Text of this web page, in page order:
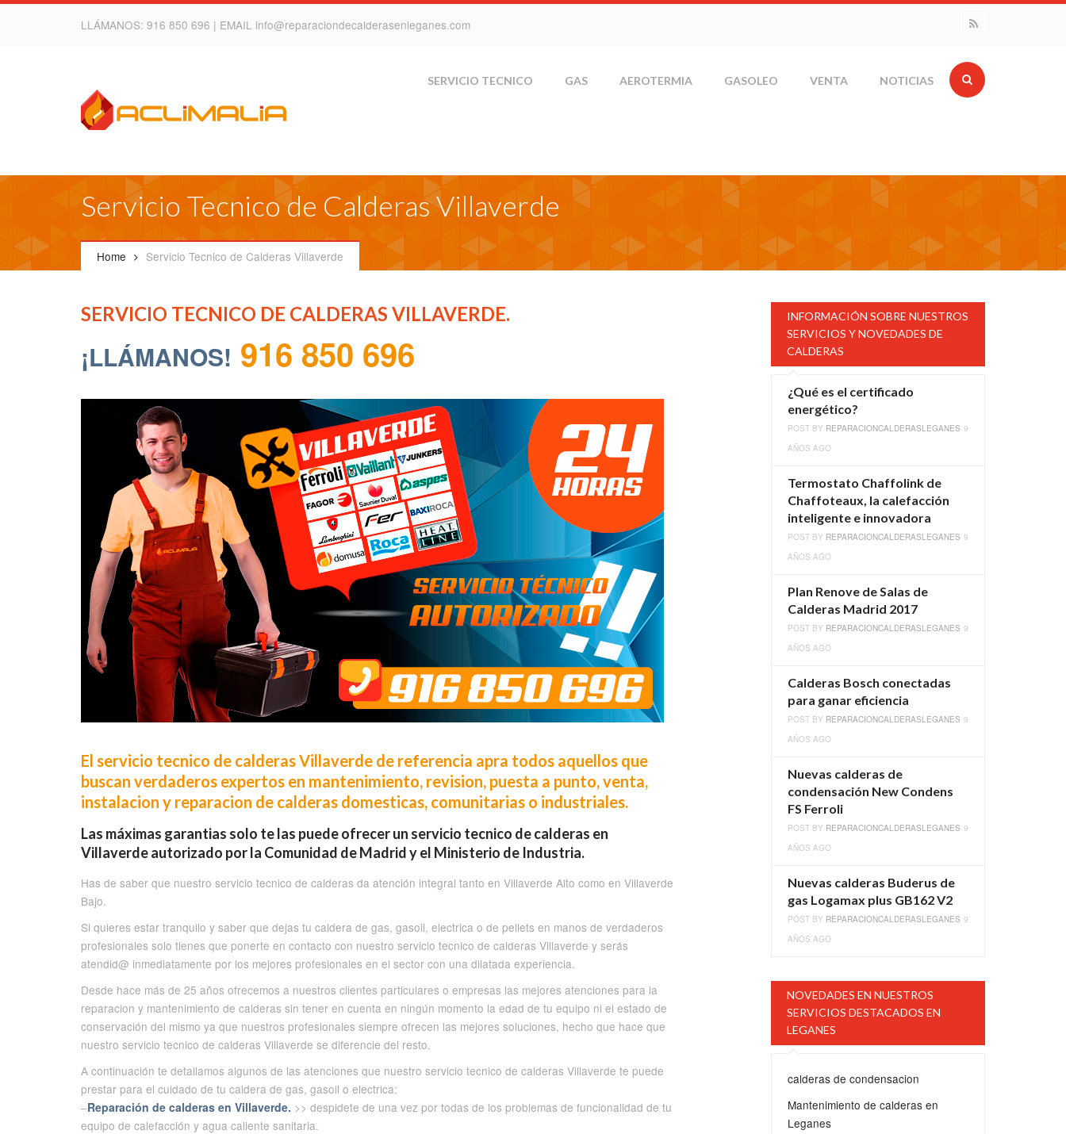
LLÁMANOS: 916 850 696 | EMAIL info@reparaciondecalderasenleganes.com
SERVICIO TECNICO GAS AEROTERMIA GASOLEO VENTA NOTICIAS
Servicio Tecnico de Calderas Villaverde
Home Servicio Tecnico de Calderas Villaverde
SERVICIO TECNICO DE CALDERAS VILLAVERDE.
¡LLÁMANOS! 916 850 696
El servicio tecnico de calderas Villaverde de referencia apra todos aquellos que
buscan verdaderos expertos en mantenimiento, revision, puesta a punto, venta,
instalacion y reparacion de calderas domesticas, comunitarias o industriales.
Las máximas garantias solo te las puede ofrecer un servicio tecnico de calderas en
Villaverde autorizado por la Comunidad de Madrid y el Ministerio de Industria.
Has de saber que nuestro servicio tecnico de calderas da atención integral tanto en Villaverde Alto como en Villaverde
Bajo.
Si quieres estar tranquilo y saber que dejas tu caldera de gas, gasoil, electrica o de pellets en manos de verdaderos
profesionales solo tienes que ponerte en contacto con nuestro servicio tecnico de calderas Villaverde y serás
atendid@ inmediatamente por los mejores profesionales en el sector con una dilatada experiencia.
Desde hace más de 25 años ofrecemos a nuestros clientes particulares o empresas las mejores atenciones para la
reparacion y mantenimiento de calderas sin tener en cuenta en ningún momento la edad de tu equipo ni el estado de
conservación del mismo ya que nuestros profesionales siempre ofrecen las mejores soluciones, hecho que hace que
nuestro servicio tecnico de calderas Villaverde se diferencie del resto.
A continuación te detallamos algunos de las atenciones que nuestro servicio tecnico de calderas Villaverde te puede
prestar para el cuidado de tu caldera de gas, gasoil o electrica:
–Reparación de calderas en Villaverde. >> despidete de una vez por todas de los problemas de funcionalidad de tu
equipo de calefacción y agua caliente sanitaria.
INFORMACIÓN SOBRE NUESTROS
SERVICIOS Y NOVEDADES DE
CALDERAS
¿Qué es el certificado
energético?
POST BY REPARACIONCALDERASLEGANES 9
AÑOS AGO
Termostato Chaffolink de
Chaffoteaux, la calefacción
inteligente e innovadora
POST BY REPARACIONCALDERASLEGANES 9
AÑOS AGO
Plan Renove de Salas de
Calderas Madrid 2017
POST BY REPARACIONCALDERASLEGANES 9
AÑOS AGO
Calderas Bosch conectadas
para ganar eficiencia
POST BY REPARACIONCALDERASLEGANES 9
AÑOS AGO
Nuevas calderas de
condensación New Condens
FS Ferroli
POST BY REPARACIONCALDERASLEGANES 9
AÑOS AGO
Nuevas calderas Buderus de
gas Logamax plus GB162 V2
POST BY REPARACIONCALDERASLEGANES 9
AÑOS AGO
NOVEDADES EN NUESTROS
SERVICIOS DESTACADOS EN
LEGANES
calderas de condensacion
Mantenimiento de calderas en
Leganes